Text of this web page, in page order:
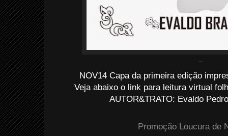
...
NOV14 Capa da primeira edição
Veja abaixo o link para leitura virtual
AUTOR&TRATO: Evaldo
Promoção Loucura de